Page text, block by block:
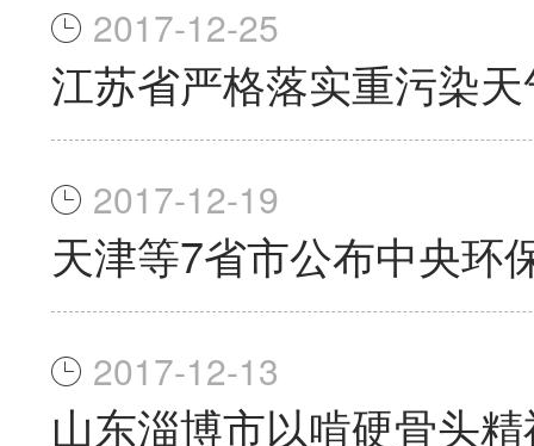
2017-12-25
江苏省严格落实重污染
2017-12-19
天津等7省市公布中央环
2017-12-13
山东淄博市以啃硬骨头